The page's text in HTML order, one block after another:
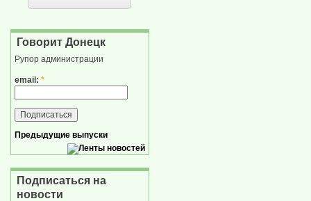
Говорит Донецк
Рупор администрации
email: *
Предыдущие выпуски
Подписаться на
новости